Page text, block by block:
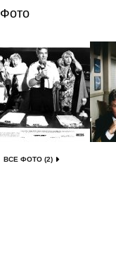
Фото
ВСЕ ФОТО (2)